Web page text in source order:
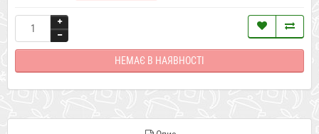
НЕМАЄ В НАЯВНОСТІ